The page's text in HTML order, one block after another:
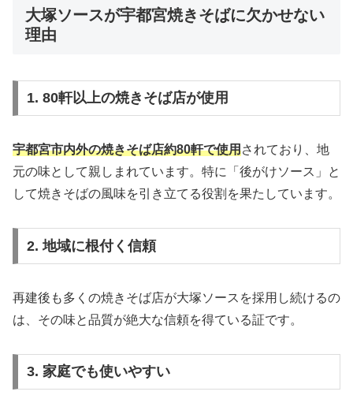
大塚ソースが宇都宮焼きそばに欠かせない
理由
1. 80軒以上の焼きそば店が使用
宇都宮市内外の焼きそば店約80軒で使用されており、地
元の味として親しまれています。特に「後がけソース」と
して焼きそばの風味を引き立てる役割を果たしています。
2. 地域に根付く信頼
再建後も多くの焼きそば店が大塚ソースを採用し続けるの
は、その味と品質が絶大な信頼を得ている証です。
3. 家庭でも使いやすい